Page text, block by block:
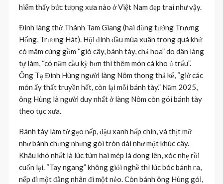
hiếm thấy bức tượng xưa nào ở Việt Nam đẹp trai như vậy.
Đình làng thờ Thánh Tam Giang (hai dũng tướng Trương
Hống, Trương Hát). Hội đình đầu mùa xuân trong quá khứ
có mâm cúng gồm “giò cây, bánh tày, chả hoa” do dân làng
tự làm, “có năm cầu kỳ hơn thì thêm món cá kho ủ trấu”.
Ông Tạ Đình Hùng người làng Nôm thong thả kể, “giờ các
món ấy thất truyền hết, còn lại mỗi bánh tày.” Năm 2025,
ông Hùng là người duy nhất ở làng Nôm còn gói bánh tày
theo tục xưa.
Bánh tày làm từ gạo nếp, đậu xanh hấp chín, và thịt mỡ
như bánh chưng nhưng gói tròn dài như một khúc cây.
Khâu khó nhất là lúc túm hai mép lá dong lên, xóc nhẹ rồi
cuốn lại. “Tay ngang” không giỏi nghề thì lúc bóc bánh ra,
nếp đi một đằng nhân đi một nẻo. Còn bánh ông Hùng gói,